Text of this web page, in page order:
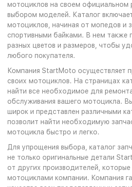
мотоциклов на своем официальном
выбором моделей. Каталог
мотоциклов, начиная от мопедов и
спортивными байками. В нем также
разных цветов и размеров, чтобы
любого покупателя.
Компания StartMoto осуществляет
своих мотоциклов. На страницах
найти все необходимое для
обслуживания вашего мотоцикла.
широк и представлен различными
позволит найти необходимую
мотоцикла быстро и легко.
Для упрощения выбора, каталог
не только оригинальные детали
от других производителей,
мотоциклами компании. Компания